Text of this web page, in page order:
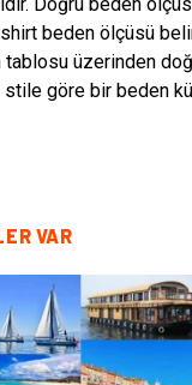
beden ölçüsü
üzerinden
göre bir beden
VAR